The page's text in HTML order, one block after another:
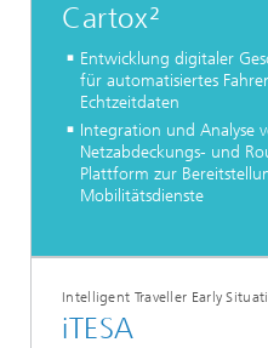
Cartox²
Entwicklung digitaler
für automatisiertes
Echtzeitdaten
Integration und Analyse
Netzabdeckungs- und
Plattform zur
Mobilitätsdienste
Intelligent Traveller Early
iTESA